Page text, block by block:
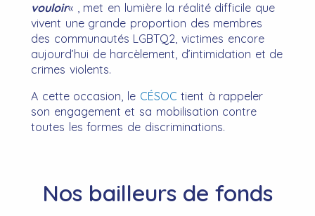
vouloir« , met en lumière la réalité difficile que
vivent une grande proportion des membres
des communautés LGBTQ2, victimes encore
aujourd’hui de harcèlement, d’intimidation et de
crimes violents.
A cette occasion, le CÉSOC tient à rappeler
son engagement et sa mobilisation contre
toutes les formes de discriminations.
Nos bailleurs de fonds